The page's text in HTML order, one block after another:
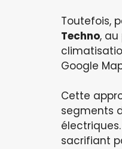
Toutefois,
Techno, au
Google
Cette
segments
sacrifiant